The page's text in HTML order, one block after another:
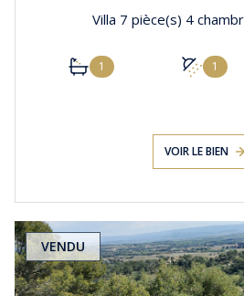
1 1
VOIR LE BIEN
VENDU